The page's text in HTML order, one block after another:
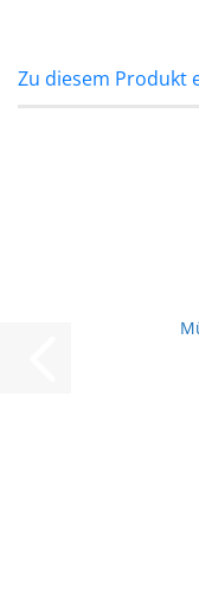
Zu diesem Produkt